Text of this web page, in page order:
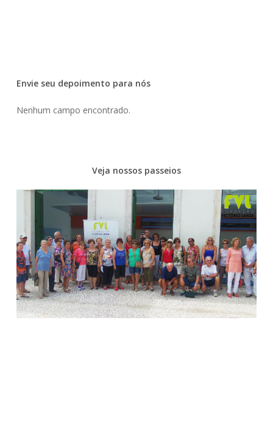
Envie seu depoimento para nós
Nenhum campo encontrado.
Veja nossos passeios